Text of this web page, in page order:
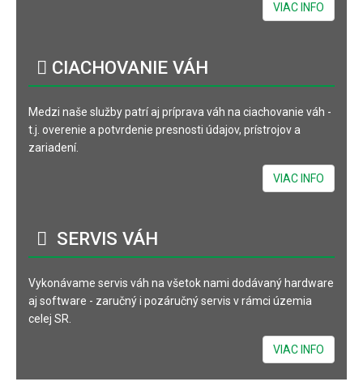
VIAC INFO
CIACHOVANIE VÁH
Medzi naše služby patrí aj príprava váh na ciachovanie váh -
t.j. overenie a potvrdenie presnosti údajov, prístrojov a
zariadení.
VIAC INFO
SERVIS VÁH
Vykonávame servis váh na všetok nami dodávaný hardware
aj software - zaručný i pozáručný servis v rámci územia
celej SR.
VIAC INFO